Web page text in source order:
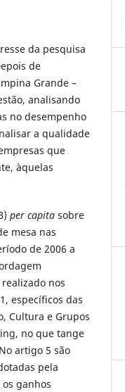
da pesquisa
de
Grande –
analisando
no desempenho
a qualidade
que
àquelas
per capita sobre
mesa nas
de 2006 a
nos
específicos das
Cultura e Grupos
no que tange
artigo 5 são
pela
ganhos